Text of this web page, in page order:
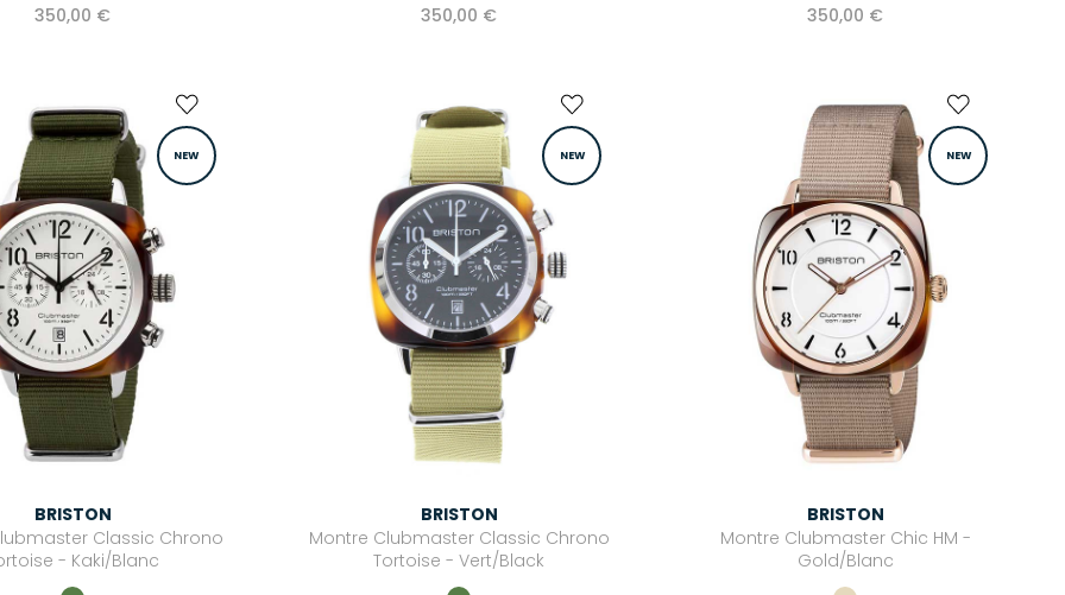
350,00 € 350,00 € 350,00 €
NEW
BRISTON
Classic Chrono
- Kaki/Blanc
NEW
BRISTON
Montre Clubmaster Classic Chrono
Tortoise - Vert/Black
NEW
BRISTON
Montre Clubmaster Chic HM -
Gold/Blanc